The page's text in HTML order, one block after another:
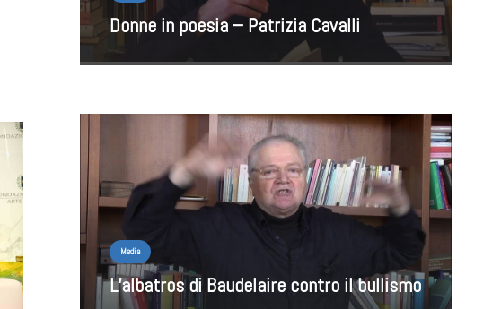
Donne in poesia – Patrizia Cavalli
Media
L’albatros di Baudelaire contro il bullismo